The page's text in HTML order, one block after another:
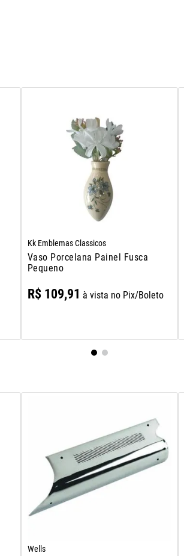
Kk Emblemas Classicos
Vaso Porcelana Painel Fusca
Pequeno
R$ 109,91 à vista no Pix/Boleto
Wells